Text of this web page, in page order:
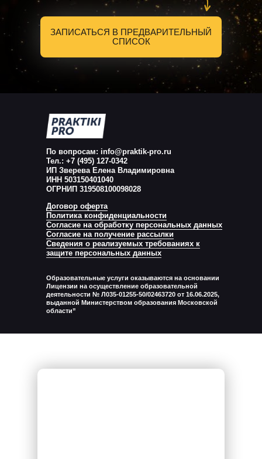
ЗАПИСАТЬСЯ В ПРЕДВАРИТЕЛЬНЫЙ
СПИСОК
Образовательные услуги оказываются на основании
Лицензии на осуществление образовательной
деятельности № Л035-01255-50/02463720 от 16.06.2025,
выданной Министерством образования Московской
области”
По вопросам: info@praktik-pro.ru
Тел.: +7 (495) 127-0342
ИП Зверева Елена Владимировна
ИНН 503150401040
ОГРНИП 319508100098028
Договор оферта
Политика конфиденциальности
Согласие на обработку персональных данных
Согласие на получение рассылки
Сведения о реализуемых требованиях к
защите персональных данных